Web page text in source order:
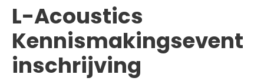
L-Acoustics
Kennismakingsevent
inschrijving